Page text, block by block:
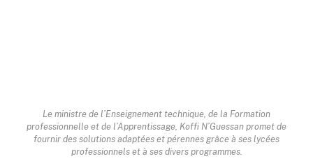
Le ministre de l’Enseignement technique, de la Formation
professionnelle et de l’Apprentissage, Koffi N’Guessan promet de
fournir des solutions adaptées et pérennes grâce à ses lycées
professionnels et à ses divers programmes.